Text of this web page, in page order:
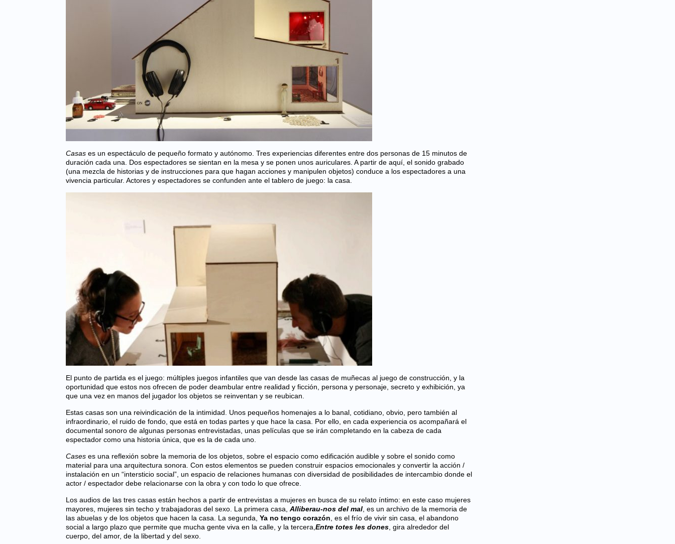
Casas es un espectáculo de pequeño formato y autónomo. Tres experiencias diferentes entre dos personas de 15 minutos de
duración cada una. Dos espectadores se sientan en la mesa y se ponen unos auriculares. A partir de aquí, el sonido grabado
(una mezcla de historias y de instrucciones para que hagan acciones y manipulen objetos) conduce a los espectadores a una
vivencia particular. Actores y espectadores se confunden ante el tablero de juego: la casa.
El punto de partida es el juego: múltiples juegos infantiles que van desde las casas de muñecas al juego de construcción, y la
oportunidad que estos nos ofrecen de poder deambular entre realidad y ficción, persona y personaje, secreto y exhibición, ya
que una vez en manos del jugador los objetos se reinventan y se reubican.
Estas casas son una reivindicación de la intimidad. Unos pequeños homenajes a lo banal, cotidiano, obvio, pero también al
infraordinario, el ruido de fondo, que está en todas partes y que hace la casa. Por ello, en cada experiencia os acompañará el
documental sonoro de algunas personas entrevistadas, unas películas que se irán completando en la cabeza de cada
espectador como una historia única, que es la de cada uno.
Cases es una reflexión sobre la memoria de los objetos, sobre el espacio como edificación audible y sobre el sonido como
material para una arquitectura sonora. Con estos elementos se pueden construir espacios emocionales y convertir la acción /
instalación en un “intersticio social”, un espacio de relaciones humanas con diversidad de posibilidades de intercambio donde el
actor / espectador debe relacionarse con la obra y con todo lo que ofrece.
Los audios de las tres casas están hechos a partir de entrevistas a mujeres en busca de su relato íntimo: en este caso mujeres
mayores, mujeres sin techo y trabajadoras del sexo. La primera casa, Alliberau-nos del mal , es un archivo de la memoria de
las abuelas y de los objetos que hacen la casa. La segunda, Ya no tengo corazón , es el frío de vivir sin casa, el abandono
social a largo plazo que permite que mucha gente viva en la calle, y la tercera, Entre totes les dones , gira alrededor del
cuerpo, del amor, de la libertad y del sexo.